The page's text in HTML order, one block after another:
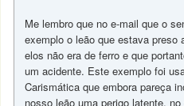
Me lembro que no e-mail que o
exemplo o leão que estava preso
elos não era de ferro e que
um acidente. Este exemplo foi
Carismática que embora pareça
nosso leão uma perigo latente,